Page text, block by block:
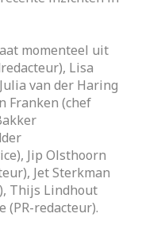
momenteel uit
Lisa
van der Haring
Franken (chef
Jip Olsthoorn
Jet Sterkman
Thijs Lindhout
(PR-redacteur).